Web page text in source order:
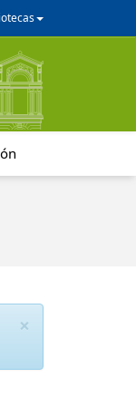
×